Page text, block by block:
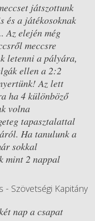
játszottunk
és a játékosoknak
Az elején még
meccsre
letenni a pályára,
ellen a 2:2
Az lett
ha 4 különböző
volna
tapasztalattal
Ha tanulunk a
sokkal
mint 2 nappal
- Szövetségi Kapitány
nap a csapat